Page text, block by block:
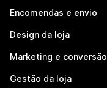
Encomendas e envio
Design da loja
Marketing e conversão
Gestão da loja